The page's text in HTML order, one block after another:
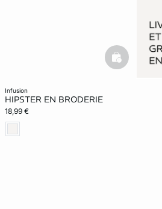
infusion
HIPSTER EN BRODERIE
18,99 €
basketfull